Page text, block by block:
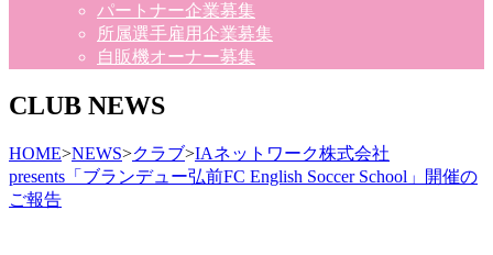
パートナー企業募集
所属選手雇用企業募集
自販機オーナー募集
CLUB NEWS
HOME>NEWS>クラブ>IAネットワーク株式会社
presents「ブランデュー弘前FC English Soccer School」開催の
ご報告